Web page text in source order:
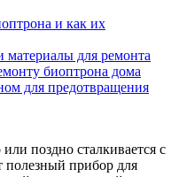
и как их
для ремонта
биоптрона дома
для предотвращения
или поздно сталкивается с
полезный прибор для